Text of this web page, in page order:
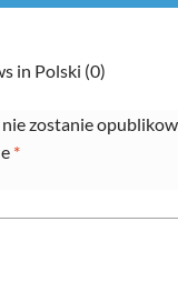
in Polski (0)
zostanie
*